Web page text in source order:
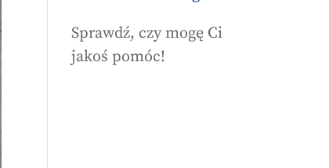
Sprawdź, czy mogę Ci
jakoś pomóc!